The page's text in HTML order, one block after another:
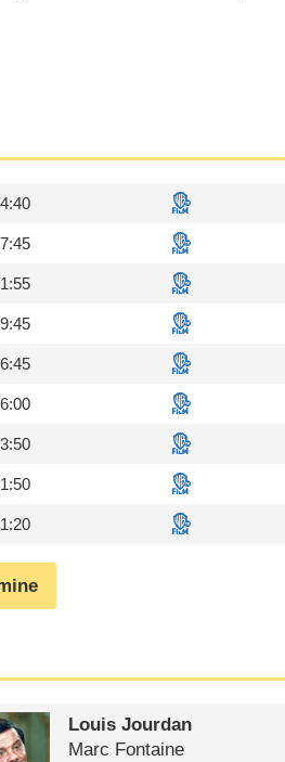
Louis Jourdan
Marc Fontaine